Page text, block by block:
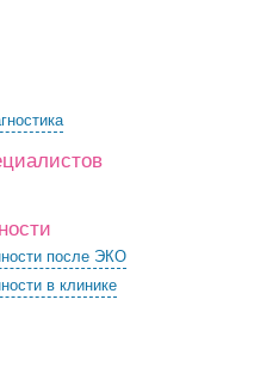
после ЭКО
в клинике